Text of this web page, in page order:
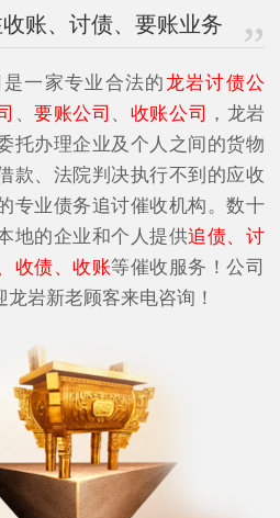
账、讨债、要账业务
一家专业合法的龙岩讨债公
、要账公司 、 收账公司 ，龙岩
托办理企业及个人之间的货物
款、法院判决执行不到的应收
专业债务追讨催收机构。数十
地的企业和个人提供追债、讨
收债、收账等催收服务！公司
岩新老顾客来电咨询！